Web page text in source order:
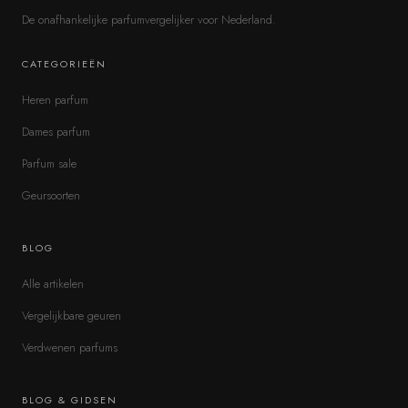
De onafhankelijke parfumvergelijker voor Nederland.
CATEGORIEËN
Heren parfum
Dames parfum
Parfum sale
Geursoorten
BLOG
Alle artikelen
Vergelijkbare geuren
Verdwenen parfums
BLOG & GIDSEN